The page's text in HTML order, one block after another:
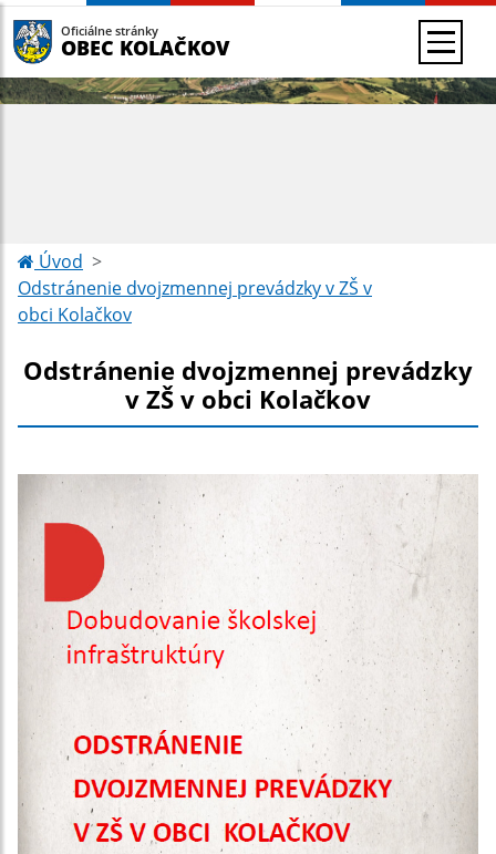
Oficiálne stránky
OBEC KOLAČKOV
Úvod
Odstránenie dvojzmennej prevádzky v ZŠ v
obci Kolačkov
Odstránenie dvojzmennej prevádzky
v ZŠ v obci Kolačkov